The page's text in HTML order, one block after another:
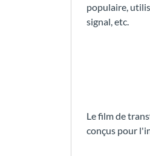
populaire,
signal, etc.
Le film de
conçus pour